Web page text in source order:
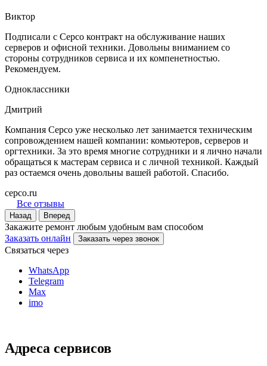
Виктор
Подписали с Серсо контракт на обслуживание наших
серверов и офисной техники. Довольны вниманием со
стороны сотрудников сервиса и их компенетностью.
Рекомендуем.
Одноклассники
Дмитрий
Компания Серсо уже несколько лет занимается техническим
сопровождением нашей компании: комьютеров, серверов и
оргтехники. За это время многие сотрудники и я лично начали
обращаться к мастерам сервиса и с личной техникой. Каждый
раз остаемся очень довольны вашей работой. Спасибо.
cepco.ru
Все отзывы
Назад Вперед
Закажите ремонт любым удобным вам способом
Заказать онлайн
Заказать через звонок
Связаться через
WhatsApp
Telegram
Max
imo
Адреса сервисов